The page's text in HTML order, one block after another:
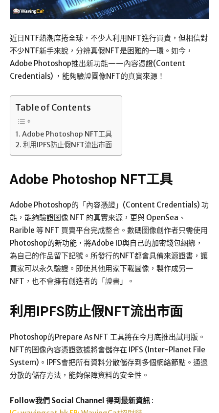
近日NTF熱潮席捲全球，不少人利用NFT進行買賣，但相信對
不少NTF新手來說，分辨真假NFT是困難的一環。如今，
Adobe Photoshop推出新功能——內容憑證(Content
Credentials) ，能夠驗證圖像NFT的真實來源！
Table of Contents
Adobe Photoshop NFT工具
利用IPFS防止假NFT流出市面
Adobe Photoshop NFT工具
Adobe Photoshop的「內容憑證」(Content Credentials) 功
能，能夠驗證圖像 NFT 的真實來源，更與 OpenSea、
Rarible 等 NFT 買賣平台完成整合。數碼圖像創作者只需使用
Photoshop的新功能，將Adobe ID與自己的加密錢包綑綁，
為自己的作品留下記號。所發行的NFT都會具備來源證書，讓
買家可以永久驗證。即使其他用家下載圖像，製作成另一
NFT，也不會擁有創造者的「證書」。
利用IPFS防止假NFT流出市面
Photoshop的Prepare As NFT 工具將在今月底推出試用版。
NFT的圖像內容憑證數據將會儲存在 IPFS (Inter-Planet File
System)。IPFS會把所有資料分散儲存到多個網絡節點。通過
分散的儲存方法，能夠保障資料的安全性。
Follow我們 Social Channel 得到最新資訊 :